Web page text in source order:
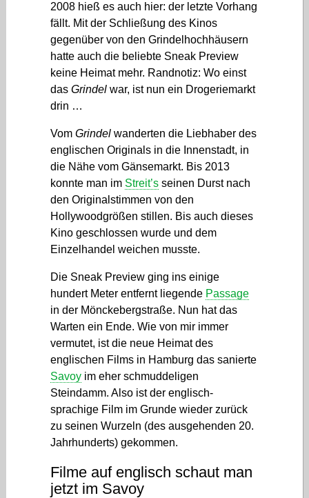
2008 hieß es auch hier: der letzte Vorhang
fällt. Mit der Schließung des Kinos
gegenüber von den Grindelhochhäusern
hatte auch die beliebte Sneak Preview
keine Heimat mehr. Randnotiz: Wo einst
das Grindelwar, ist nun ein Drogeriemarkt
drin …
Vom Grindelwanderten die Liebhaber des
englischen Originals in die Innenstadt, in
die Nähe vom Gänsemarkt. Bis 2013
konnte man im Streit’sseinen Durst nach
den Originalstimmen von den
Hollywoodgrößen stillen. Bis auch dieses
Kino geschlossen wurde und dem
Einzelhandel weichen musste.
Die Sneak Preview ging ins einige
hundert Meter entfernt liegende Passage
in der Mönckebergstraße. Nun hat das
Warten ein Ende. Wie von mir immer
vermutet, ist die neue Heimat des
englischen Films in Hamburg das sanierte
Savoyim eher schmuddeligen
Steindamm. Also ist der englisch-
sprachige Film im Grunde wieder zurück
zu seinen Wurzeln (des ausgehenden 20.
Jahrhunderts) gekommen.
Filme auf englisch schaut man
jetzt im Savoy